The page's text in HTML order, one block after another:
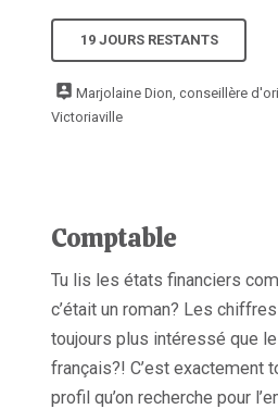
19 JOURS RESTANTS
Marjolaine Dion, conseillère
Victoriaville
Comptable
Tu lis les états financiers
c’était un roman? Les chiffres
toujours plus intéressé que le
français?! C’est exactement
profil qu’on recherche pour